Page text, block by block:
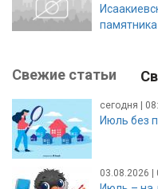
памятника
Свежие статьи
сегодня |
Июль без
03.08.2026 |